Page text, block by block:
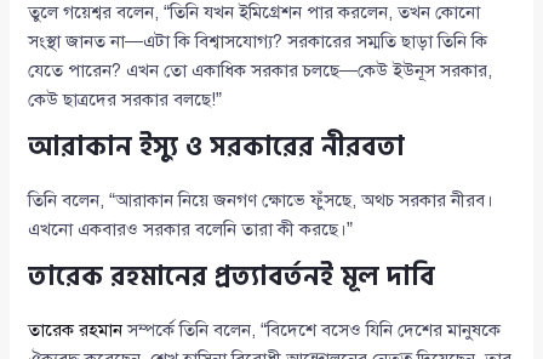
তুলে গয়েশ্বর বলেন, “তিনি যখন ইমিগ্রেশন পার করলেন, তখন কোনো
সংস্থা জানত না—এটা কি বিশ্বাসযোগ্য? সরকারের সম্মতি ছাড়া তিনি কি
যেতে পারেন? এখন তো একাধিক সরকার চলছে—কেউ ইউনূস সরকার,
কেউ ছাত্রদের সরকার বলছে!”
আরাকান ইস্যু ও সরকারের নীরবতা
তিনি বলেন, “আরাকান নিয়ে জনগণ ক্ষোভে ফুঁসছে, অথচ সরকার নীরব।
এখনো একবারও সরকার বলেনি তারা কী করছে।”
তারেক রহমানের প্রত্যাবর্তনই মূল দাবি
তারেক রহমানসম্পর্কে তিনি বলেন, “বিদেশে বসেও যিনি দেশের মানুষকে